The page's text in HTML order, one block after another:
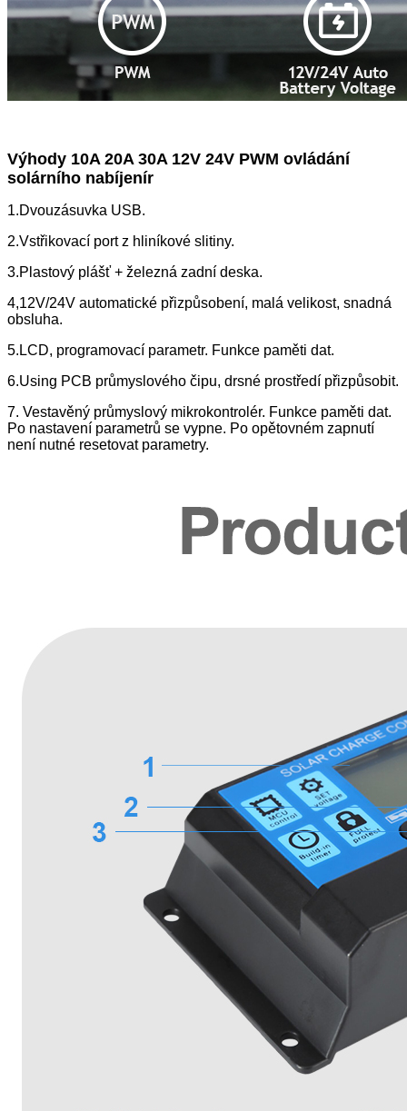
Výhody 10A 20A 30A 12V 24V PWM ovládání
solárního nabíjenír
1.Dvouzásuvka USB.
2.Vstřikovací port z hliníkové slitiny.
3.Plastový plášť + železná zadní deska.
4,12V/24V automatické přizpůsobení, malá velikost, snadná
obsluha.
5.LCD, programovací parametr. Funkce paměti dat.
6.Using PCB průmyslového čipu, drsné prostředí přizpůsobit.
7. Vestavěný průmyslový mikrokontrolér. Funkce paměti dat.
Po nastavení parametrů se vypne. Po opětovném zapnutí
není nutné resetovat parametry.